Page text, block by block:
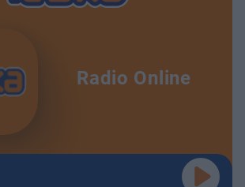
Radio Online